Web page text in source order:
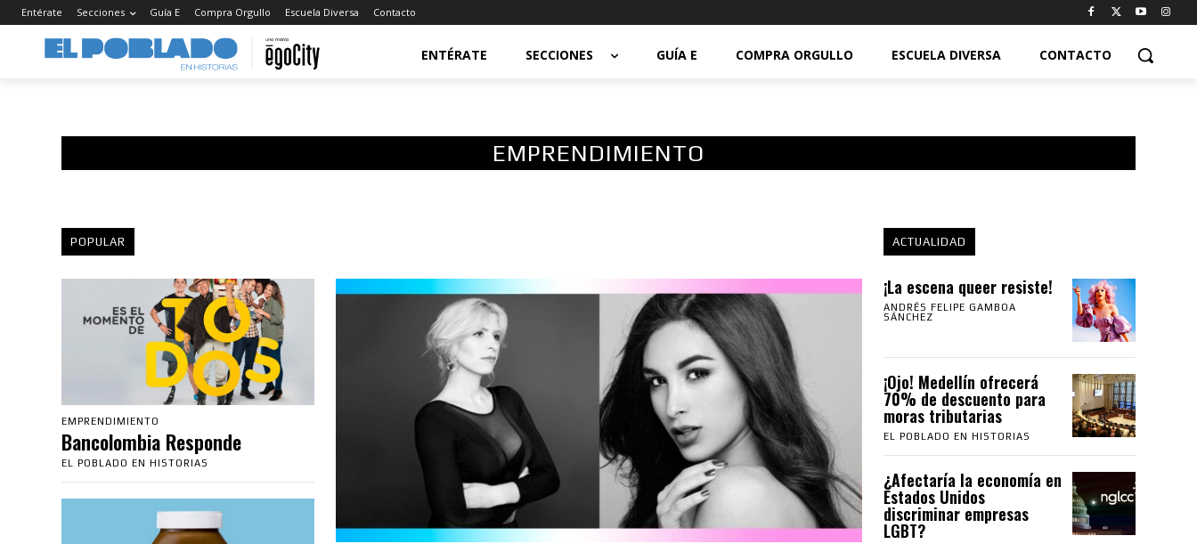
Entérate Secciones Guía E Compra Orgullo Escuela Diversa Contacto
ENTÉRATE SECCIONES GUÍA E COMPRA ORGULLO ESCUELA DIVERSA CONTACTO
EMPRENDIMIENTO
POPULAR ACTUALIDAD
EMPRENDIMIENTO
Bancolombia Responde
EL POBLADO EN HISTORIAS
¡La escena queer resiste!
ANDRÉS FELIPE GAMBOA
SÁNCHEZ
¡Ojo! Medellín ofrecerá
70% de descuento para
moras tributarias
EL POBLADO EN HISTORIAS
¿Afectaría la economía en
Estados Unidos
discriminar empresas
LGBT?